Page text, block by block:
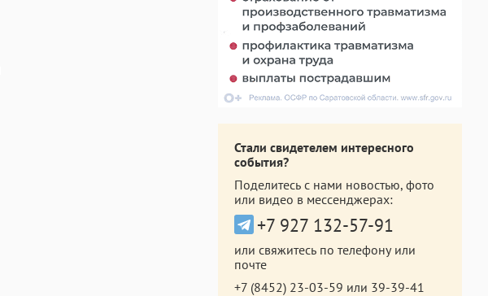
Стали свидетелем интересного
события?
Поделитесь с нами новостью, фото
или видео в мессенджерах:
+7 927 132-57-91
или свяжитесь по телефону или
почте
+7 (8452) 23-03-59 или 39-39-41